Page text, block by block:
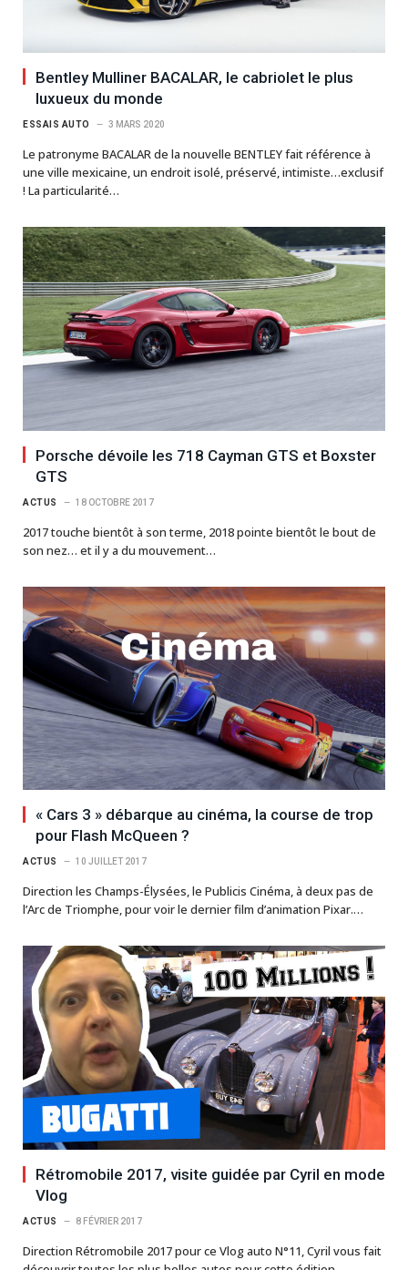
Bentley Mulliner BACALAR, le cabriolet le plus
luxueux du monde
ESSAIS AUTO 3 MARS 2020
Le patronyme BACALAR de la nouvelle BENTLEY fait référence à
une ville mexicaine, un endroit isolé, préservé, intimiste…exclusif
! La particularité…
Porsche dévoile les 718 Cayman GTS et Boxster
GTS
ACTUS 18 OCTOBRE 2017
2017 touche bientôt à son terme, 2018 pointe bientôt le bout de
son nez… et il y a du mouvement…
« Cars 3 » débarque au cinéma, la course de trop
pour Flash McQueen ?
ACTUS 10 JUILLET 2017
Direction les Champs-Élysées, le Publicis Cinéma, à deux pas de
l’Arc de Triomphe, pour voir le dernier film d’animation Pixar.…
Rétromobile 2017, visite guidée par Cyril en mode
Vlog
ACTUS 8 FÉVRIER 2017
Direction Rétromobile 2017 pour ce Vlog auto N°11, Cyril vous fait